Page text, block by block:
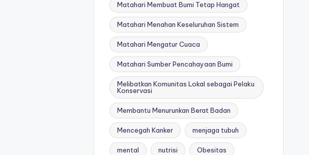
Matahari Membuat Bumi Tetap Hangat
Matahari Menahan Keseluruhan Sistem
Matahari Mengatur Cuaca
Matahari Sumber Pencahayaan Bumi
Melibatkan Komunitas Lokal sebagai Pelaku
Konservasi
Membantu Menurunkan Berat Badan
Mencegah Kanker menjaga tubuh
mental nutrisi Obesitas